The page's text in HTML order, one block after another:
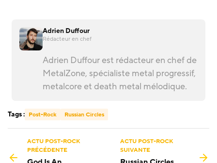
Adrien Duffour
Rédacteur en chef
Adrien Duffour est rédacteur en chef de
MetalZone, spécialiste metal progressif,
metalcore et death metal mélodique.
Tags : Post-Rock Russian Circles
ACTU POST-ROCK
PRÉCÉDENTE
ACTU POST-ROCK
SUIVANTE